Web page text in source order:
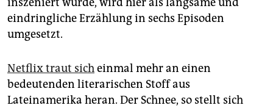
inszeniert würde, wird hier als langsame und
eindringliche Erzählung in sechs Episoden
umgesetzt.
Netflix traut sicheinmal mehr an einen
bedeutenden literarischen Stoff aus
Lateinamerika heran. Der Schnee, so stellt sich